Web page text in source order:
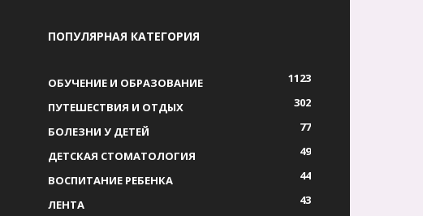
ПОПУЛЯРНАЯ КАТЕГОРИЯ
ОБУЧЕНИЕ И ОБРАЗОВАНИЕ
1123
ПУТЕШЕСТВИЯ И ОТДЫХ
302
БОЛЕЗНИ У ДЕТЕЙ
77
ДЕТСКАЯ СТОМАТОЛОГИЯ
49
ВОСПИТАНИЕ РЕБЕНКА
44
ЛЕНТА
43